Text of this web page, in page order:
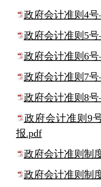
政府会计准则4
政府会计准则5
政府会计准则6
政府会计准则7
政府会计准则8
政府会计准则9
报.pdf
政府会计准则制
政府会计准则制